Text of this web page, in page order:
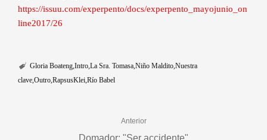
https://issuu.com/experpento/docs/experpento_mayojunio_on
line2017/26
Gloria Boateng Intro La Sra. Tomasa Niño Maldito Nuestra
clave Outro RapsusKlei Río Babel
Anterior
Domador: "Ser accidente"